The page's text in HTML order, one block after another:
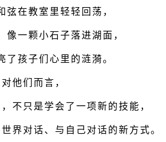
弦在教室里轻轻回荡，
像一颗小石子落进湖面，
了孩子们心里的涟漪。
对他们而言，
不只是学会了一项新的技能，
界对话、与自己对话的新方式。